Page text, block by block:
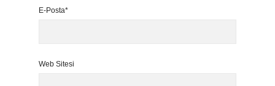
E-Posta*
Web Sitesi